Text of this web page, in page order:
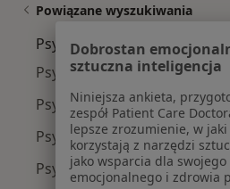
Powiązane wyszukiwania
Psycholodzy w pobliżu
Psycholodzy Stare Miasto
Psycholodzy Podgórze
Psycholodzy Grzegórzki
Psycholodzy Dębniki
Dobrostan
sztuczna inteligencja
Niniejsza ankieta,
zespół Patient Care
lepsze zrozumienie, w
korzystają z narzędzi
jako wsparcia dla
emocjonalnego i zdrowia